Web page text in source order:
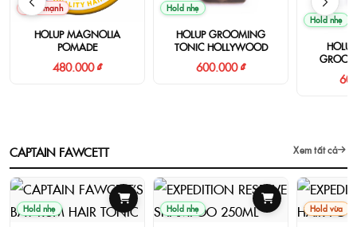
Hold mạnh
HOLUP MAGNOLIA
POMADE
480.000 ₫
Hold nhẹ
HOLUP GROOMING
TONIC HOLLYWOOD
600.000 ₫
Hold nhẹ
CAPTAIN FAWCETT Xem tất cả
Hold nhẹ Hold nhẹ Hold vừa